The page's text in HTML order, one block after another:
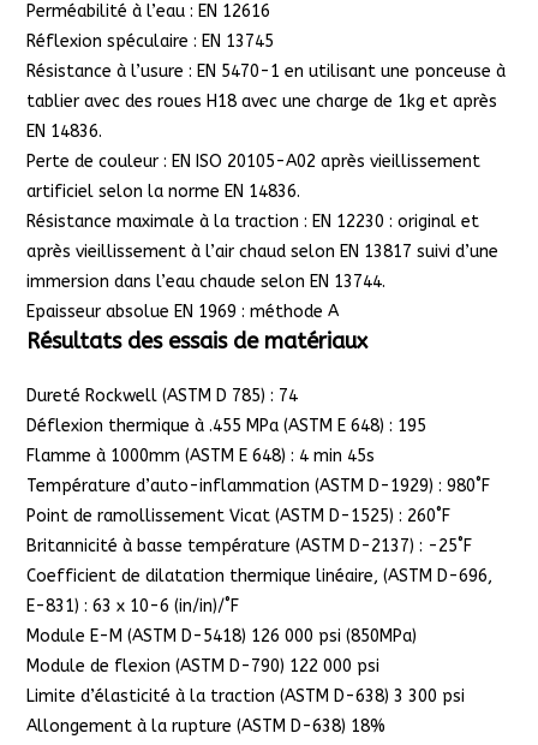
Perméabilité à l’eau : EN 12616
Réflexion spéculaire : EN 13745
Résistance à l’usure : EN 5470-1 en utilisant une ponceuse à
tablier avec des roues H18 avec une charge de 1kg et après
EN 14836.
Perte de couleur : EN ISO 20105-A02 après vieillissement
artificiel selon la norme EN 14836.
Résistance maximale à la traction : EN 12230 : original et
après vieillissement à l’air chaud selon EN 13817 suivi d’une
immersion dans l’eau chaude selon EN 13744.
Epaisseur absolue EN 1969 : méthode A
Résultats des essais de matériaux
Dureté Rockwell (ASTM D 785) : 74
Déflexion thermique à .455 MPa (ASTM E 648) : 195
Flamme à 1000mm (ASTM E 648) : 4 min 45s
Température d’auto-inflammation (ASTM D-1929) : 980˚F
Point de ramollissement Vicat (ASTM D-1525) : 260˚F
Britannicité à basse température (ASTM D-2137) : -25˚F
Coefficient de dilatation thermique linéaire, (ASTM D-696,
E-831) : 63 x 10-6 (in/in)/˚F
Module E-M (ASTM D-5418) 126 000 psi (850MPa)
Module de flexion (ASTM D-790) 122 000 psi
Limite d’élasticité à la traction (ASTM D-638) 3 300 psi
Allongement à la rupture (ASTM D-638) 18%